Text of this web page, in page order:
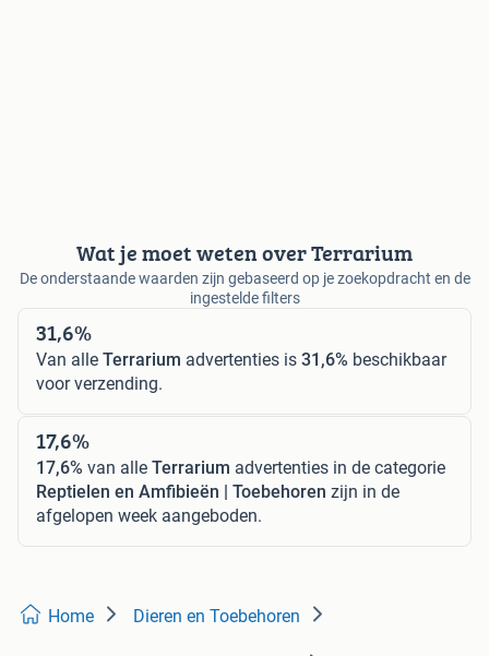
Wat je moet weten over Terrarium
De onderstaande waarden zijn gebaseerd op je zoekopdracht en de
ingestelde filters
31,6%
Van alle Terrarium advertenties is 31,6% beschikbaar
voor verzending.
17,6%
17,6% van alle Terrarium advertenties in de categorie
Reptielen en Amfibieën | Toebehoren zijn in de
afgelopen week aangeboden.
Home Dieren en Toebehoren